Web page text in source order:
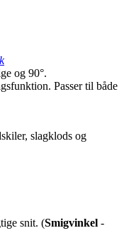
og 90°.
Passer til både
slagklods og
snit. (Smigvinkel -